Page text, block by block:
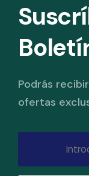
Podrás
ofertas